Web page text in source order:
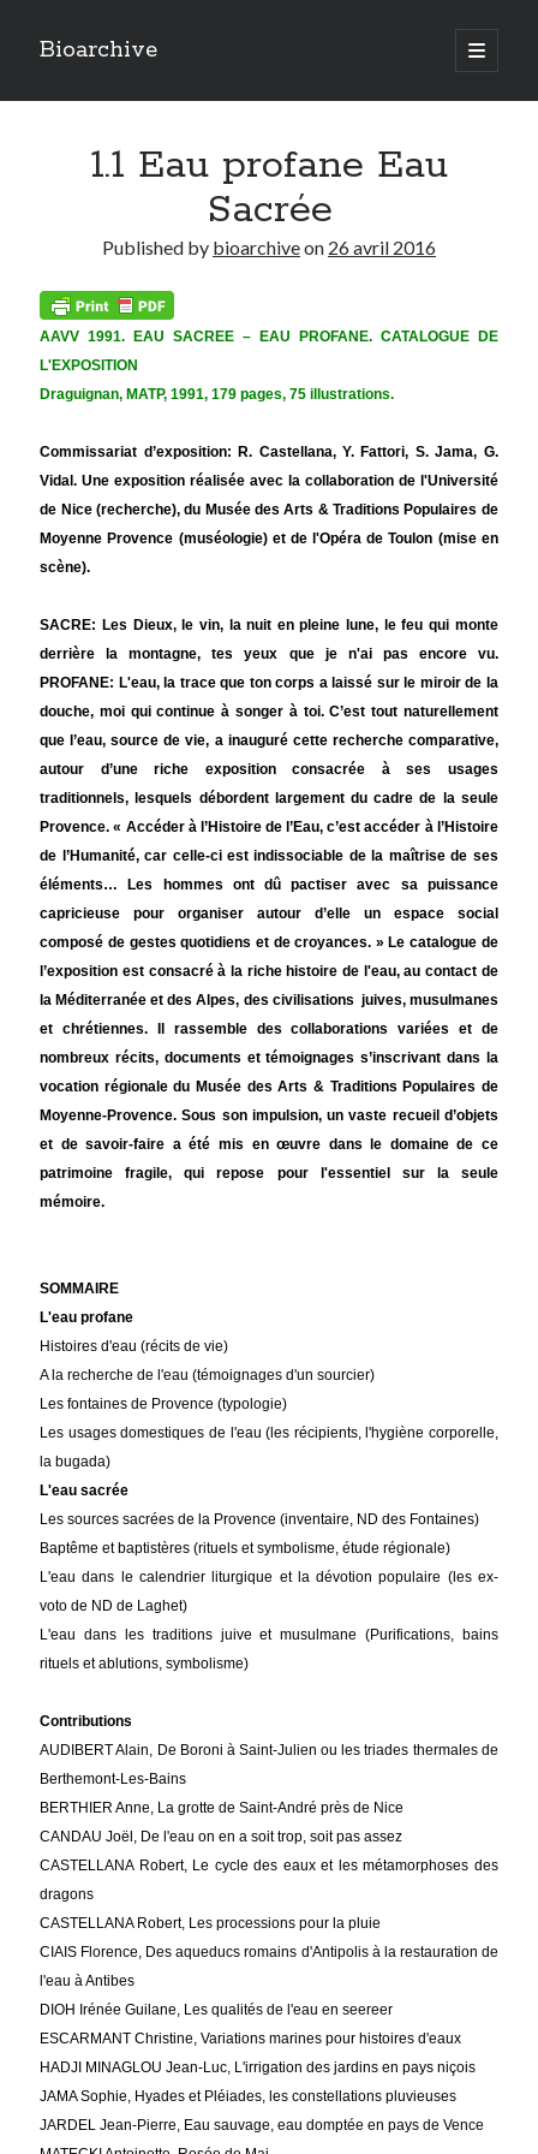
Bioarchive
open
primary
Sidebar
Actualités
(8)
Ethnobotanique(8)
Fragrances (5)
Géographie(10)
Urbanisme(13)
1.1 Eau profane Eau
Sacrée
Published by bioarchiveon 26 avril 2016
AAVV 1991. EAU SACREE – EAU PROFANE. CATALOGUE DE
L'EXPOSITION
Draguignan, MATP, 1991, 179 pages, 75 illustrations.
Commissariat d’exposition: R. Castellana, Y. Fattori, S. Jama, G.
Vidal. Une exposition réalisée avec la collaboration de l'Université
de Nice (recherche), du Musée des Arts & Traditions Populaires de
Moyenne Provence (muséologie) et de l'Opéra de Toulon (mise en
scène).
SACRE: Les Dieux, le vin, la nuit en pleine lune, le feu qui monte
derrière la montagne, tes yeux que je n'ai pas encore vu.
PROFANE: L'eau, la trace que ton corps a laissé sur le miroir de la
douche, moi qui continue à songer à toi. C’est tout naturellement
que l’eau, source de vie, a inauguré cette recherche comparative,
autour d’une riche exposition consacrée à ses usages
traditionnels, lesquels débordent largement du cadre de la seule
Provence. « Accéder à l’Histoire de l’Eau, c’est accéder à l’Histoire
de l’Humanité, car celle-ci est indissociable de la maîtrise de ses
éléments… Les hommes ont dû pactiser avec sa puissance
capricieuse pour organiser autour d’elle un espace social
composé de gestes quotidiens et de croyances. » Le catalogue de
l’exposition est consacré à la riche histoire de l'eau, au contact de
la Méditerranée et des Alpes, des civilisations juives, musulmanes
et chrétiennes. Il rassemble des collaborations variées et de
nombreux récits, documents et témoignages s’inscrivant dans la
vocation régionale du Musée des Arts & Traditions Populaires de
Moyenne-Provence. Sous son impulsion, un vaste recueil d’objets
et de savoir-faire a été mis en œuvre dans le domaine de ce
patrimoine fragile, qui repose pour l'essentiel sur la seule
mémoire.
SOMMAIRE
L'eau profane
Histoires d'eau (récits de vie)
A la recherche de l'eau (témoignages d'un sourcier)
Les fontaines de Provence (typologie)
Les usages domestiques de l'eau (les récipients, l'hygiène corporelle,
la bugada)
L'eau sacrée
Les sources sacrées de la Provence (inventaire, ND des Fontaines)
Baptême et baptistères (rituels et symbolisme, étude régionale)
L'eau dans le calendrier liturgique et la dévotion populaire (les ex-
voto de ND de Laghet)
L'eau dans les traditions juive et musulmane (Purifications, bains
rituels et ablutions, symbolisme)
Contributions
AUDIBERT Alain, De Boroni à Saint-Julien ou les triades thermales de
Berthemont-Les-Bains
BERTHIER Anne, La grotte de Saint-André près de Nice
CANDAU Joël, De l'eau on en a soit trop, soit pas assez
CASTELLANA Robert, Le cycle des eaux et les métamorphoses des
dragons
CASTELLANA Robert, Les processions pour la pluie
CIAIS Florence, Des aqueducs romains d'Antipolis à la restauration de
l'eau à Antibes
DIOH Irénée Guilane, Les qualités de l'eau en seereer
ESCARMANT Christine, Variations marines pour histoires d'eaux
HADJI MINAGLOU Jean-Luc, L'irrigation des jardins en pays niçois
JAMA Sophie, Hyades et Pléiades, les constellations pluvieuses
JARDEL Jean-Pierre, Eau sauvage, eau domptée en pays de Vence